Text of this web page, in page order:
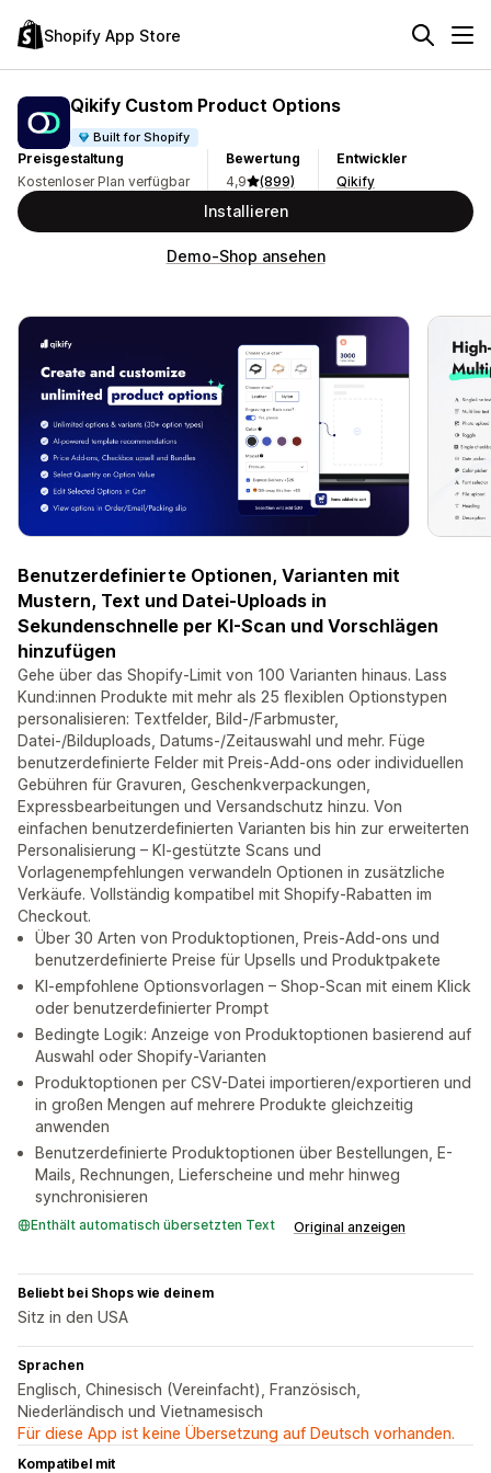
Shopify App Store
Qikify Custom Product Options
Built for Shopify
Preisgestaltung
Kostenloser Plan verfügbar
Bewertung
4,9
(899)
Entwickler
Qikify
Installieren
Demo-Shop ansehen
Benutzerdefinierte Optionen, Varianten mit
Mustern, Text und Datei-Uploads in
Sekundenschnelle per KI-Scan und Vorschlägen
hinzufügen
Gehe über das Shopify-Limit von 100 Varianten hinaus. Lass
Kund:innen Produkte mit mehr als 25 flexiblen Optionstypen
personalisieren: Textfelder, Bild-/Farbmuster,
Datei-/Bilduploads, Datums-/Zeitauswahl und mehr. Füge
benutzerdefinierte Felder mit Preis-Add-ons oder individuellen
Gebühren für Gravuren, Geschenkverpackungen,
Expressbearbeitungen und Versandschutz hinzu. Von
einfachen benutzerdefinierten Varianten bis hin zur erweiterten
Personalisierung – KI-gestützte Scans und
Vorlagenempfehlungen verwandeln Optionen in zusätzliche
Verkäufe. Vollständig kompatibel mit Shopify-Rabatten im
Checkout.
Über 30 Arten von Produktoptionen, Preis-Add-ons und
benutzerdefinierte Preise für Upsells und Produktpakete
KI-empfohlene Optionsvorlagen – Shop-Scan mit einem Klick
oder benutzerdefinierter Prompt
Bedingte Logik: Anzeige von Produktoptionen basierend auf
Auswahl oder Shopify-Varianten
Produktoptionen per CSV-Datei importieren/exportieren und
in großen Mengen auf mehrere Produkte gleichzeitig
anwenden
Benutzerdefinierte Produktoptionen über Bestellungen, E-
Mails, Rechnungen, Lieferscheine und mehr hinweg
synchronisieren
Enthält automatisch übersetzten Text Original anzeigen
Beliebt bei Shops wie deinem
Sitz in den USA
Sprachen
Englisch, Chinesisch (Vereinfacht), Französisch,
Niederländisch und Vietnamesisch
Für diese App ist keine Übersetzung auf Deutsch vorhanden.
Kompatibel mit